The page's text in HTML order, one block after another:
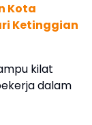
Kota
Ketinggian
kilat
dalam